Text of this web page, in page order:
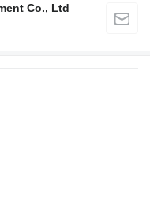
Co., Ltd